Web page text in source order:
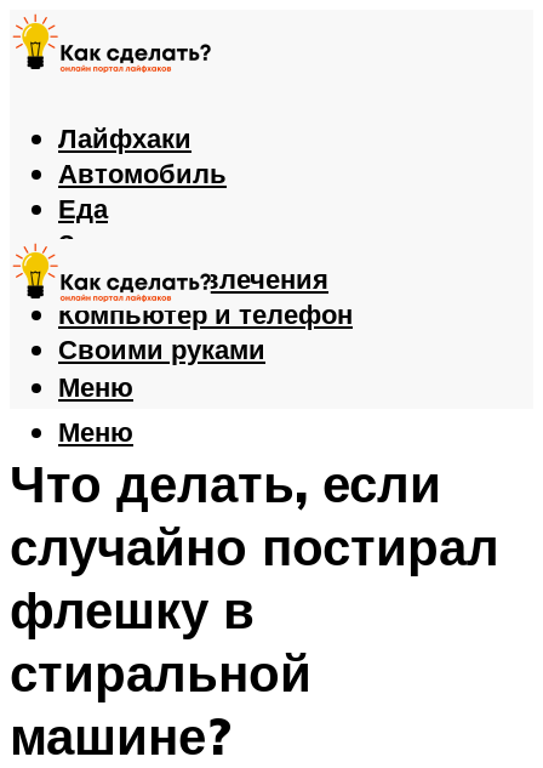
Лайфхаки
Автомобиль
Еда
Здоровье
Игры и развлечения
Компьютер и телефон
Своими руками
Меню
Меню
Что делать, если
случайно постирал
флешку в
стиральной
машине?